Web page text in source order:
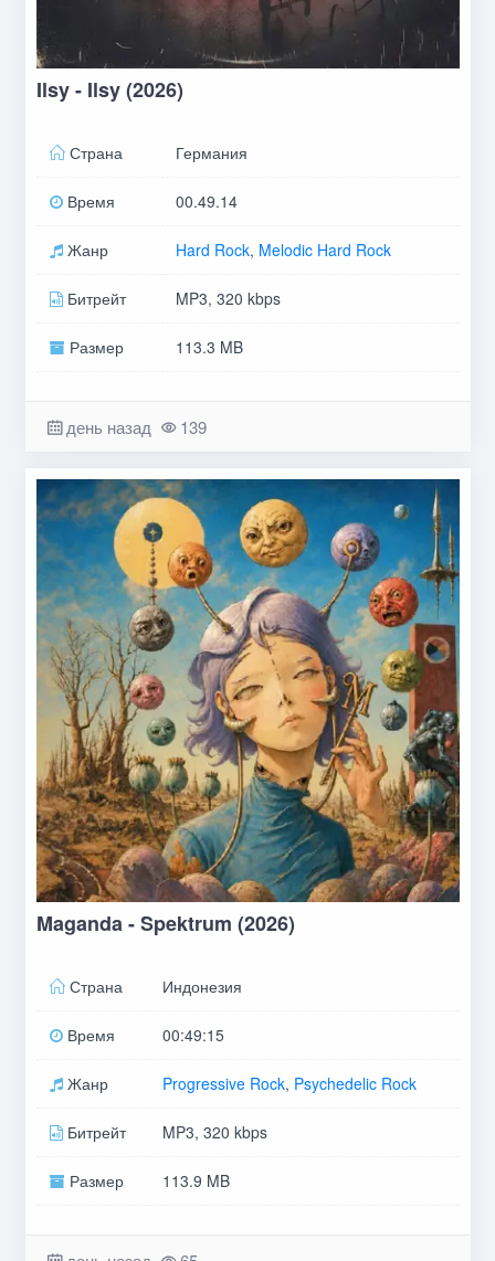
Ilsy - Ilsy (2026)
Страна Германия
Время 00.49.14
Жанр Hard Rock, Melodic Hard Rock
Битрейт MP3, 320 kbps
Размер 113.3 MB
день назад 139
Maganda - Spektrum (2026)
Страна Индонезия
Время 00:49:15
Жанр Progressive Rock, Psychedelic Rock
Битрейт MP3, 320 kbps
Размер 113.9 MB